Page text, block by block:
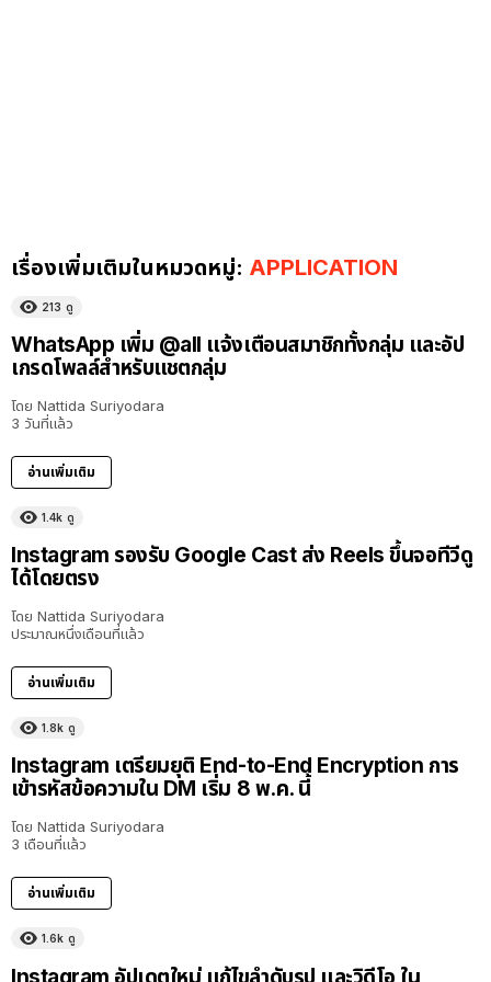
เรื่องเพิ่มเติมในหมวดหมู่: APPLICATION
213 ดู
WhatsApp เพิ่ม @all แจ้งเตือนสมาชิกทั้งกลุ่ม และอัป
เกรดโพลล์สำหรับแชตกลุ่ม
โดย Nattida Suriyodara
3 วันที่แล้ว
อ่านเพิ่มเติม
1.4k ดู
Instagram รองรับ Google Cast ส่ง Reels ขึ้นจอทีวีดู
ได้โดยตรง
โดย Nattida Suriyodara
ประมาณหนึ่งเดือนที่แล้ว
อ่านเพิ่มเติม
1.8k ดู
Instagram เตรียมยุติ End-to-End Encryption การ
เข้ารหัสข้อความใน DM เริ่ม 8 พ.ค. นี้
โดย Nattida Suriyodara
3 เดือนที่แล้ว
อ่านเพิ่มเติม
1.6k ดู
Instagram อัปเดตใหม่ แก้ไขลำดับรูป และวิดีโอ ใน